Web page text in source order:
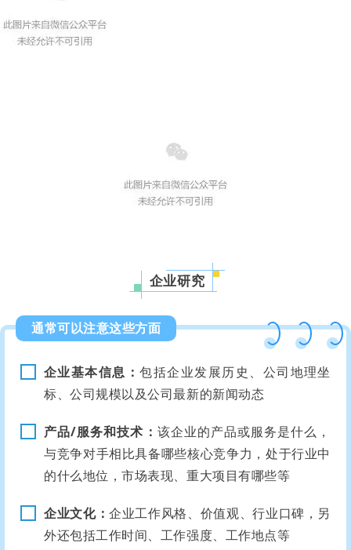
企业研究
通常可以注意这些方面
企业基本信息：包括企业发展历史、公司地理坐
标、公司规模以及公司最新的新闻动态
产品/服务和技术： 该企业的产品或服务是什么，
与竞争对手相比具备哪些核心竞争力，处于行业中
的什么地位，市场表现、重大项目有哪些等
企业文化：企业工作风格、价值观、行业口碑，另
外还包括工作时间、工作强度、工作地点等